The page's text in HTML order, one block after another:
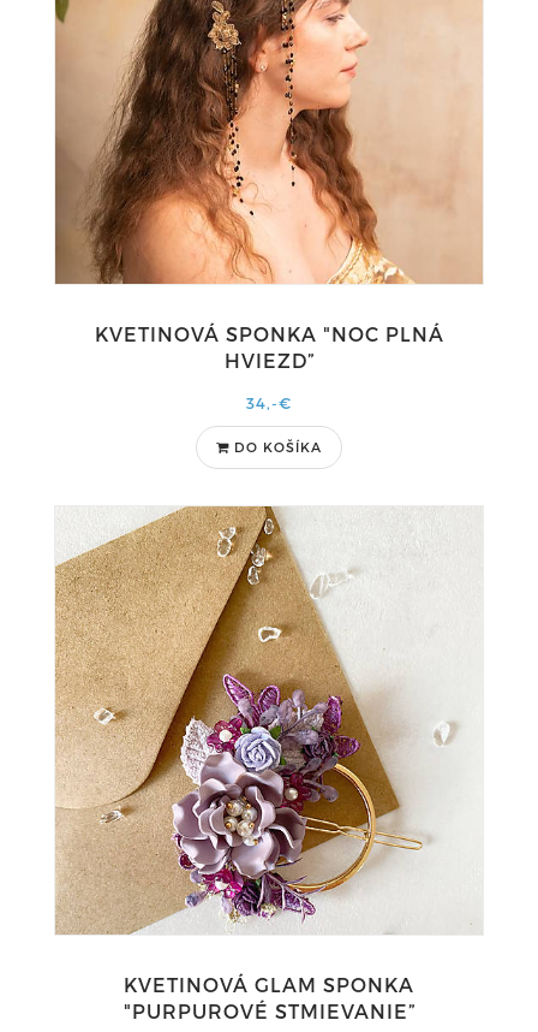
KVETINOVÁ SPONKA "NOC PLNÁ
HVIEZD”
34,-€
DO KOŠÍKA
KVETINOVÁ GLAM SPONKA
"PURPUROVÉ STMIEVANIE”